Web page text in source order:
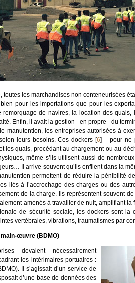
toutes les marchandises non conteneurisées
pour les importations que pour les
de navires, la location des quais,
Enfin, il avait la gestion - en propre - du
manutention, les entreprises autorisées à
leurs besoins. Ces dockers [6] – pour ne
les quais, procédant au chargement ou au
même s’ils utilisent aussi de
Il arrive souvent qu’ils enfilent dans la
permettent de réduire la pénibilité
liés à l’accrochage des charges ou des
de la charge. Ils représentent souvent
amenés à travailler de nuit, amplifiant
de sécurité sociale, les dockers sont
vertébrales, vibrations, traumatismes par
main-œuvre (BDMO)
devaient nécessairement
les intérimaires portuaires :
Il s’agissait d’un service de
d’une base de données des